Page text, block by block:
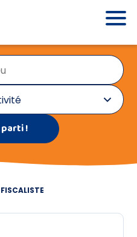
client
FISCALISTE